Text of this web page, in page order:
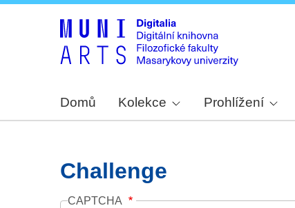
Domů Kolekce Prohlížení
Challenge
CAPTCHA